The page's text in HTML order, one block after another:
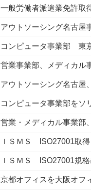
一般労働者派遣業免許取
アウトソーシング名古屋
コンピュータ事業部 東
営業事業部、メディカル
アウトソーシング名古屋
コンピュータ事業部をソ
営業・メディカル事業部
ＩＳＭＳ ISO27001取得
ＩＳＭＳ ISO27001規
京都オフィスを大阪オフ